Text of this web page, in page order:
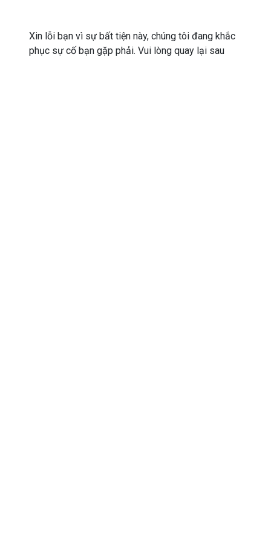
Xin lỗi bạn vì sự bất tiện này, chúng tôi đang khắc
phục sự cố bạn gặp phải. Vui lòng quay lại sau